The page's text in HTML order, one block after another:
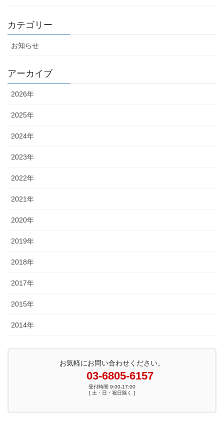
カテゴリー
お知らせ
アーカイブ
2026年
2025年
2024年
2023年
2022年
2021年
2020年
2019年
2018年
2017年
2015年
2014年
お気軽にお問い合わせください。
03-6805-6157
受付時間 9:00-17:00
[ 土・日・祝日除く ]